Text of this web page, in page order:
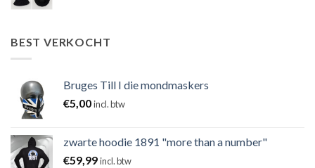
BEST VERKOCHT
Bruges Till I die mondmaskers
€5,00incl. btw
zwarte hoodie 1891 "more than a number"
€59,99incl. btw